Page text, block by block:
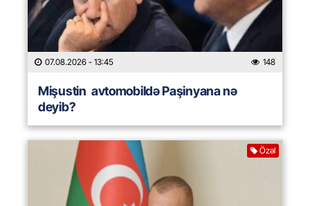
07.08.2026 - 13:45 148
Mişustin avtomobildə Paşinyana nə
deyib?
Özəl